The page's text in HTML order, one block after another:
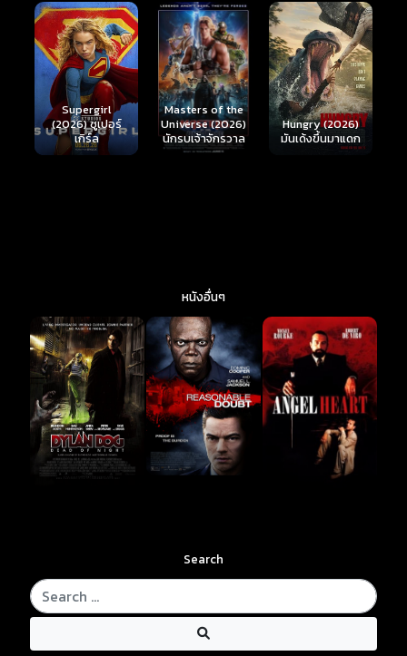
Masters of the
Universe (2026)
นักรบเจ้าจักรวาล
Hungry (2026)
มันเด้งขึ้นมาแดก
Ready or Not 2:
Here I Come
(2026) เกมพร้อม
ตาย 2
หนังอื่นๆ
Search